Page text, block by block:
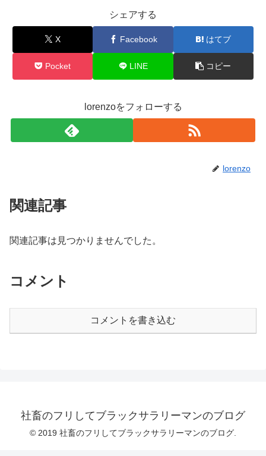
シェアする
X Facebook はてブ
Pocket LINE コピー
lorenzoをフォローする
lorenzo
関連記事
関連記事は見つかりませんでした。
コメント
コメントを書き込む
社畜のフリしてブラックサラリーマンのブログ
© 2019 社畜のフリしてブラックサラリーマンのブログ.